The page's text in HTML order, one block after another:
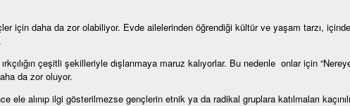
için daha da zor olabiliyor. Evde ailelerinden öğrendiği kültür ve yaşam tarzı, içinde
çeşitli şekilleriyle dışlanmaya maruz kalıyorlar. Bu nedenle onlar için
da zor oluyor.
ele alınıp ilgi gösterilmezse gençlerin etnik ya da radikal gruplara katılmaları